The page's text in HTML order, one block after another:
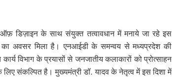
डिज़ाइन के साथ संयुक्त तत्वावधान में मनाये जा रहे इस
का अवसर मिला है। एनआईडी के समन्वय से मध्यप्रदेश की
विभाग के प्रयासों से जनजातीय कलाकारों को प्रोत्साहन
संकल्पित है। मुख्यमंत्री डॉ. यादव के नेतृत्व में इस दिशा में